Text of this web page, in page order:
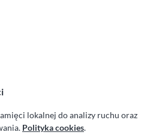
Consulting
lokalnej do analizy ruchu oraz
Polityka cookies.